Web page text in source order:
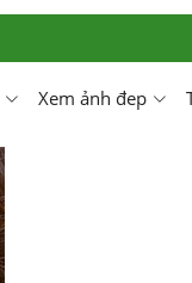
Xem ảnh đep